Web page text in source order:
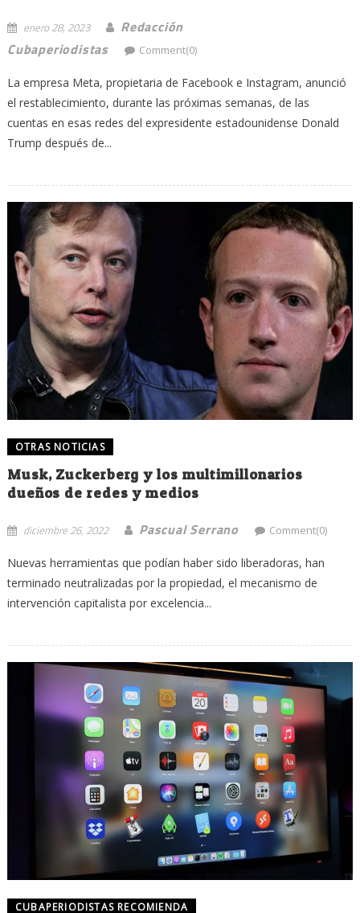
enero 28, 2023
Redacción
Cubaperiodistas
Comment(0)
La empresa Meta, propietaria de Facebook e Instagram, anunció
el restablecimiento, durante las próximas semanas, de las
cuentas en esas redes del expresidente estadounidense Donald
Trump después de...
OTRAS NOTICIAS
Musk, Zuckerberg y los multimillonarios
dueños de redes y medios
diciembre 26, 2022 Pascual Serrano Comment(0)
Nuevas herramientas que podían haber sido liberadoras, han
terminado neutralizadas por la propiedad, el mecanismo de
intervención capitalista por excelencia...
CUBAPERIODISTAS RECOMIENDA